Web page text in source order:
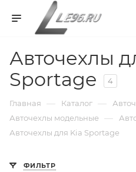
Авточехлы
Sportage
4
Главная — Каталог —
Авточехлы модельные —
Авточехлы для Kia Sportage
ФИЛЬТР